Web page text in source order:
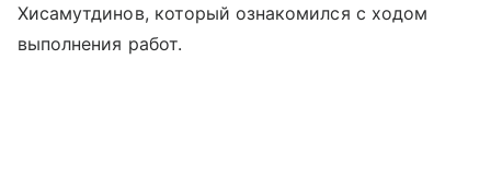
Хисамутдинов, который ознакомился с ходом
выполнения работ.